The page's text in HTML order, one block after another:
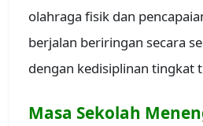
olahraga fisik dan
berjalan beriringan secara
dengan kedisiplinan tingkat
Masa Sekolah